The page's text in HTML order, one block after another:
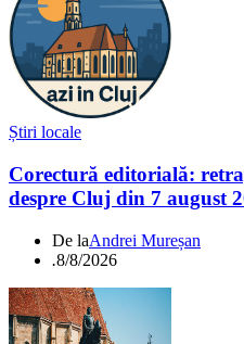
Știri locale
Corectură editorială:
despre Cluj din 7 august
De laAndrei Mureșan
.8/8/2026